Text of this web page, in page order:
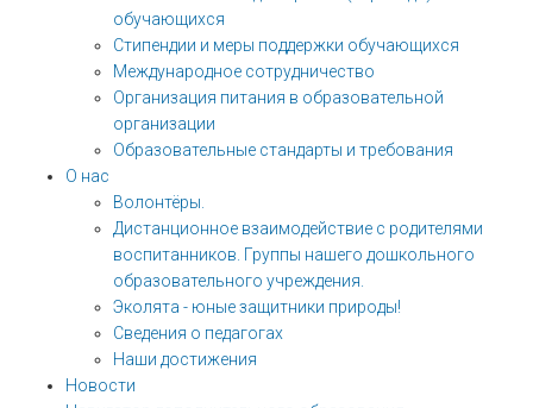
обучающихся
Стипендии и меры поддержки обучающихся
Международное сотрудничество
Организация питания в образовательной
организации
Образовательные стандарты и требования
О нас
Волонтёры.
Дистанционное взаимодействие с родителями
воспитанников. Группы нашего дошкольного
образовательного учреждения.
Эколята - юные защитники природы!
Сведения о педагогах
Наши достижения
Новости